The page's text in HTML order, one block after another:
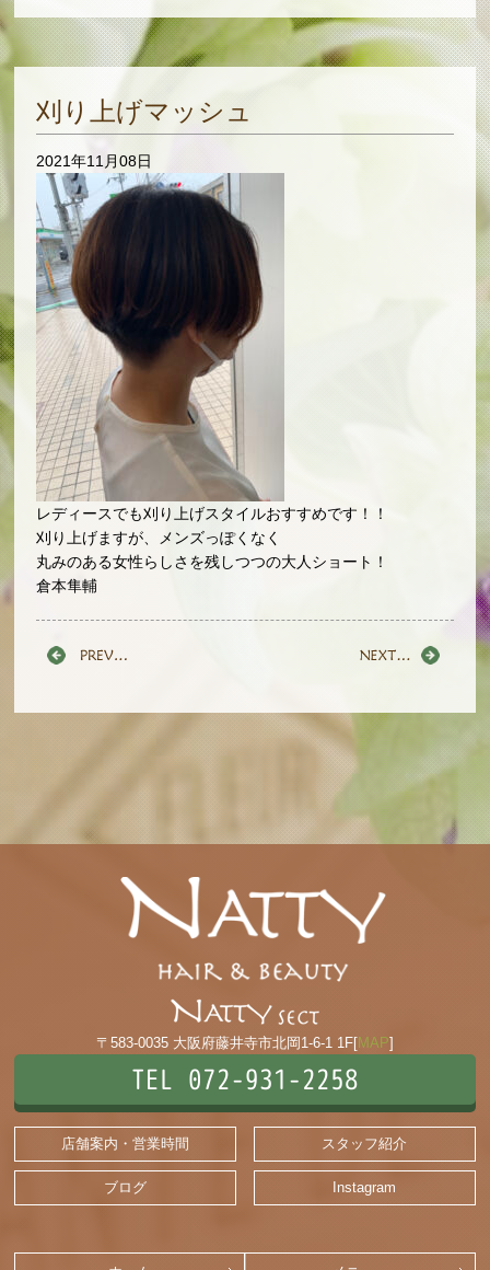
刈り上げマッシュ
2021年11月08日
レディースでも刈り上げスタイルおすすめです！！
刈り上げますが、メンズっぽくなく
丸みのある女性らしさを残しつつの大人ショート！
倉本隼輔
〒583-0035 大阪府藤井寺市北岡1-6-1 1F[MAP]
TEL 072-931-2258
店舗案内・営業時間 スタッフ紹介
ブログ Instagram